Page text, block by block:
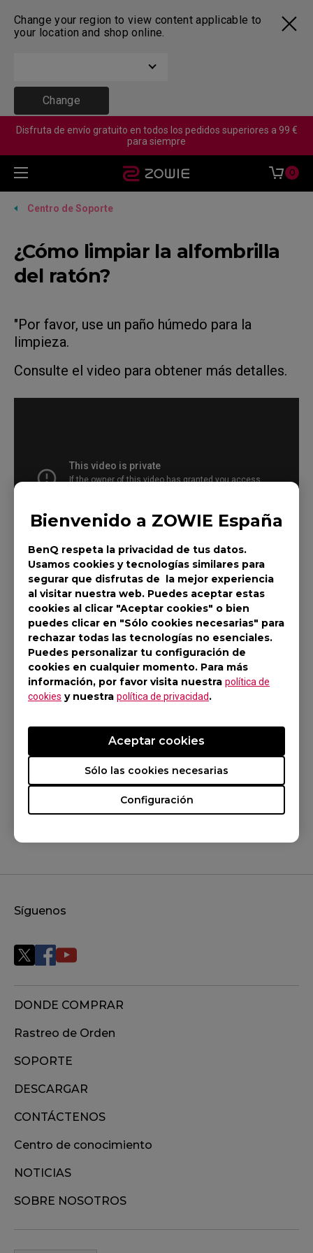
Change your region to view content applicable to
your location and shop online.
Change
Bienvenido a ZOWIE España
BenQ respeta la privacidad de tus datos.
Usamos cookies y tecnologías similares para
segurar que disfrutas de la mejor experiencia
al visitar nuestra web. Puedes aceptar estas
cookies al clicar "Aceptar cookies" o bien
puedes clicar en "Sólo cookies necesarias" para
rechazar todas las tecnologías no esenciales.
Puedes personalizar tu configuración de
cookies en cualquier momento. Para más
información, por favor visita nuestra política de
cookies y nuestra política de privacidad.
Configuración
Sólo las cookies necesarias
Aceptar cookies
Disfruta de envío gratuito en todos los pedidos superiores a 99 €
para siempre
0
Centro de Soporte
¿Cómo limpiar la alfombrilla
del ratón?
"Por favor, use un paño húmedo para la
limpieza.
Consulte el video para obtener más detalles.
Modelos aplicables
G-SR (L), G-SR-SE BLUE, G-SR-SE Gris, G-SR-SE
ROUGE (L), G-TF-X (L), P-SR (S), P-TF-X (S)
Was this helpful ?
No
Síguenos
DONDE COMPRAR
Rastreo de Orden
SOPORTE
DESCARGAR
CONTÁCTENOS
Centro de conocimiento
NOTICIAS
SOBRE NOSOTROS